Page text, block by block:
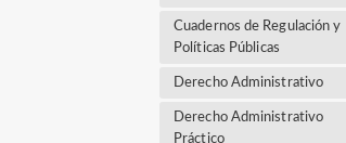
Cuadernos de Regulación y
Políticas Públicas
Derecho Administrativo
Derecho Administrativo
Práctico